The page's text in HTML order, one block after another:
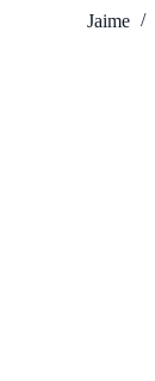
Jaime